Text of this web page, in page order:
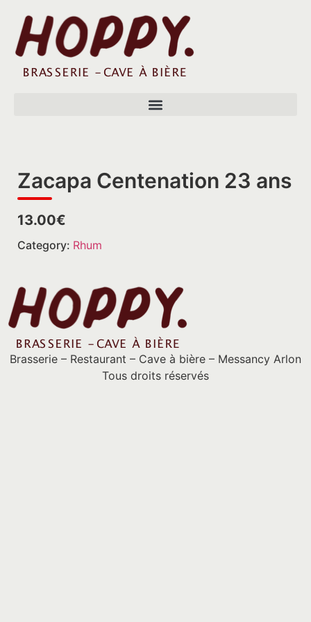
Zacapa Centenation 23 ans
13.00€
Category: Rhum
Brasserie – Restaurant – Cave à bière – Messancy Arlon
Tous droits réservés